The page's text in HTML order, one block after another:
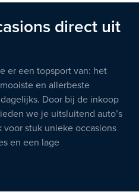
direct uit
er een topsport van: het
en allerbeste
Door bij de inkoop
we je uitsluitend auto’s
stuk unieke occasions
en een lage